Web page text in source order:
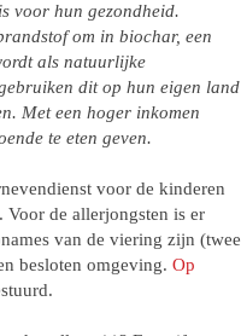
voor hun gezondheid.
om in biochar, een
als natuurlijke
dit op hun eigen land
Met een hoger inkomen
te eten geven.
voor de kinderen
Voor de allerjongsten is er
van de viering zijn (twee
besloten omgeving. Op